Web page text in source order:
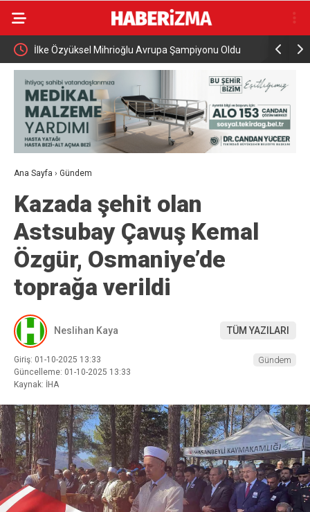
Cumhurbaşkanı Erdoğan Suudi Arabistan’a çalışma
ziyareti gerçekleştirecek
Ana Sayfa › Gündem
Kazada şehit olan
Astsubay Çavuş Kemal
Özgür, Osmaniye’de
toprağa verildi
Neslihan Kaya TÜM YAZILARI
Giriş: 01-10-2025 13:33
Güncelleme: 01-10-2025 13:33
Kaynak: İHA
Gündem